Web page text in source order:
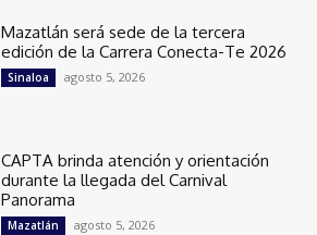
Mazatlán será sede de la tercera
edición de la Carrera Conecta-Te 2026
Sinaloa agosto 5, 2026
CAPTA brinda atención y orientación
durante la llegada del Carnival
Panorama
Mazatlán agosto 5, 2026